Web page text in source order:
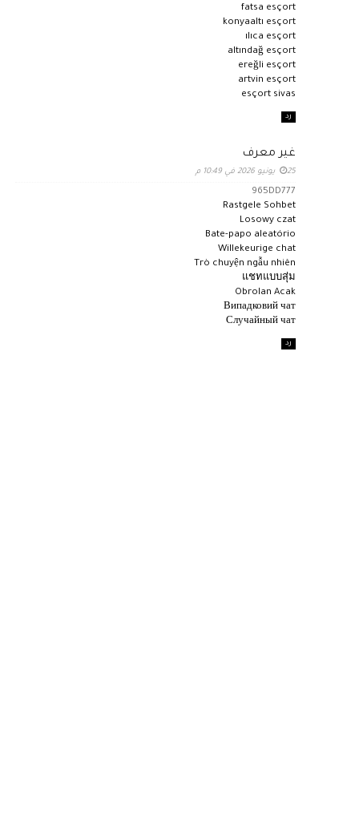
fatsa esçort
konyaaltı esçort
ılıca esçort
altındağ esçort
ereğli esçort
artvin esçort
esçort sivas
رد
غير معرف
25 يونيو 2026 في 10:49 م
965DD777
Rastgele Sohbet
Losowy czat
Bate-papo aleatório
Willekeurige chat
Trò chuyện ngẫu nhiên
แชทแบบสุ่ม
Obrolan Acak
Випадковий чат
Случайный чат
رد